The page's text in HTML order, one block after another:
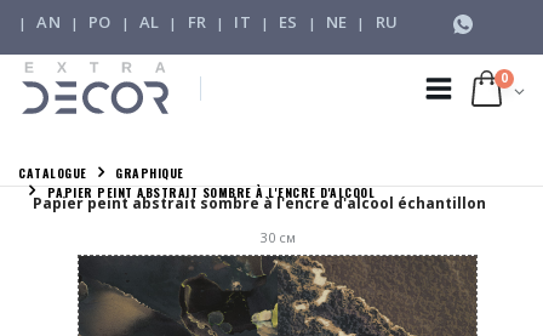
| AN | PO | AL | FR | IT | ES | NE | RU
0
CATALOGUE
GRAPHIQUE
PAPIER PEINT ABSTRAIT SOMBRE À L'ENCRE D'ALCOOL
Papier peint abstrait sombre à l'encre d'alcool échantillon
30см